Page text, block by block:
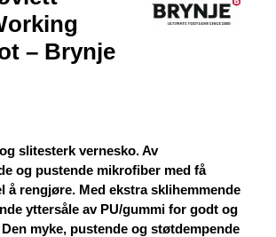
– Brynje
slitesterk vernesko. Av
og pustende mikrofiber med få
å rengjøre. Med ekstra sklihemmende
yttersåle av PU/gummi for godt og
myke, pustende og støtdempende